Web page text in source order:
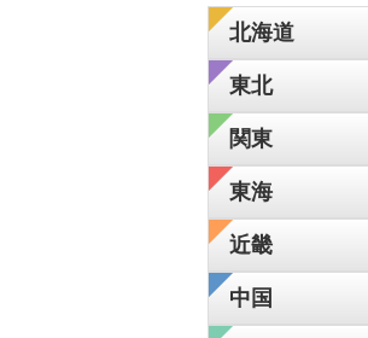
北海道
東北
関東
東海
近畿
中国